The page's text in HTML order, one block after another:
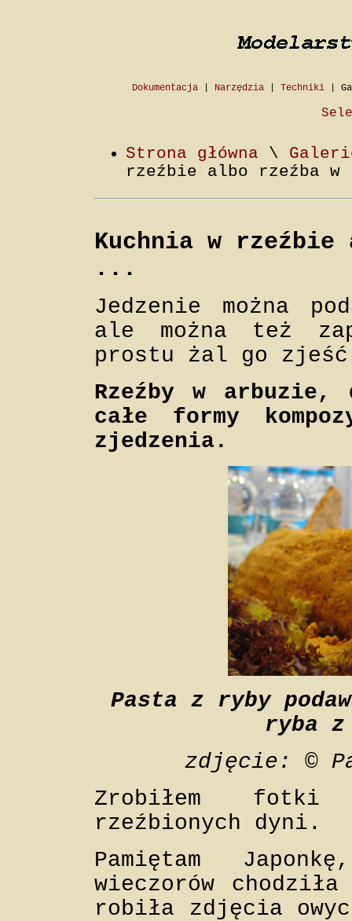
Dokumentacja| Narzędzia| Techniki|
Strona główna \
rzeźbie albo rzeźba
Kuchnia w rzeźbie
...
Jedzenie można
ale można też
prostu żal go
Rzeźby w arbuzie,
całe formy
zjedzenia.
Pasta z ryby
ryba
zdjęcie: ©
Zrobiłem fotki
rzeźbionych dyni.
Pamiętam
wieczorów
robiła zdjęcia